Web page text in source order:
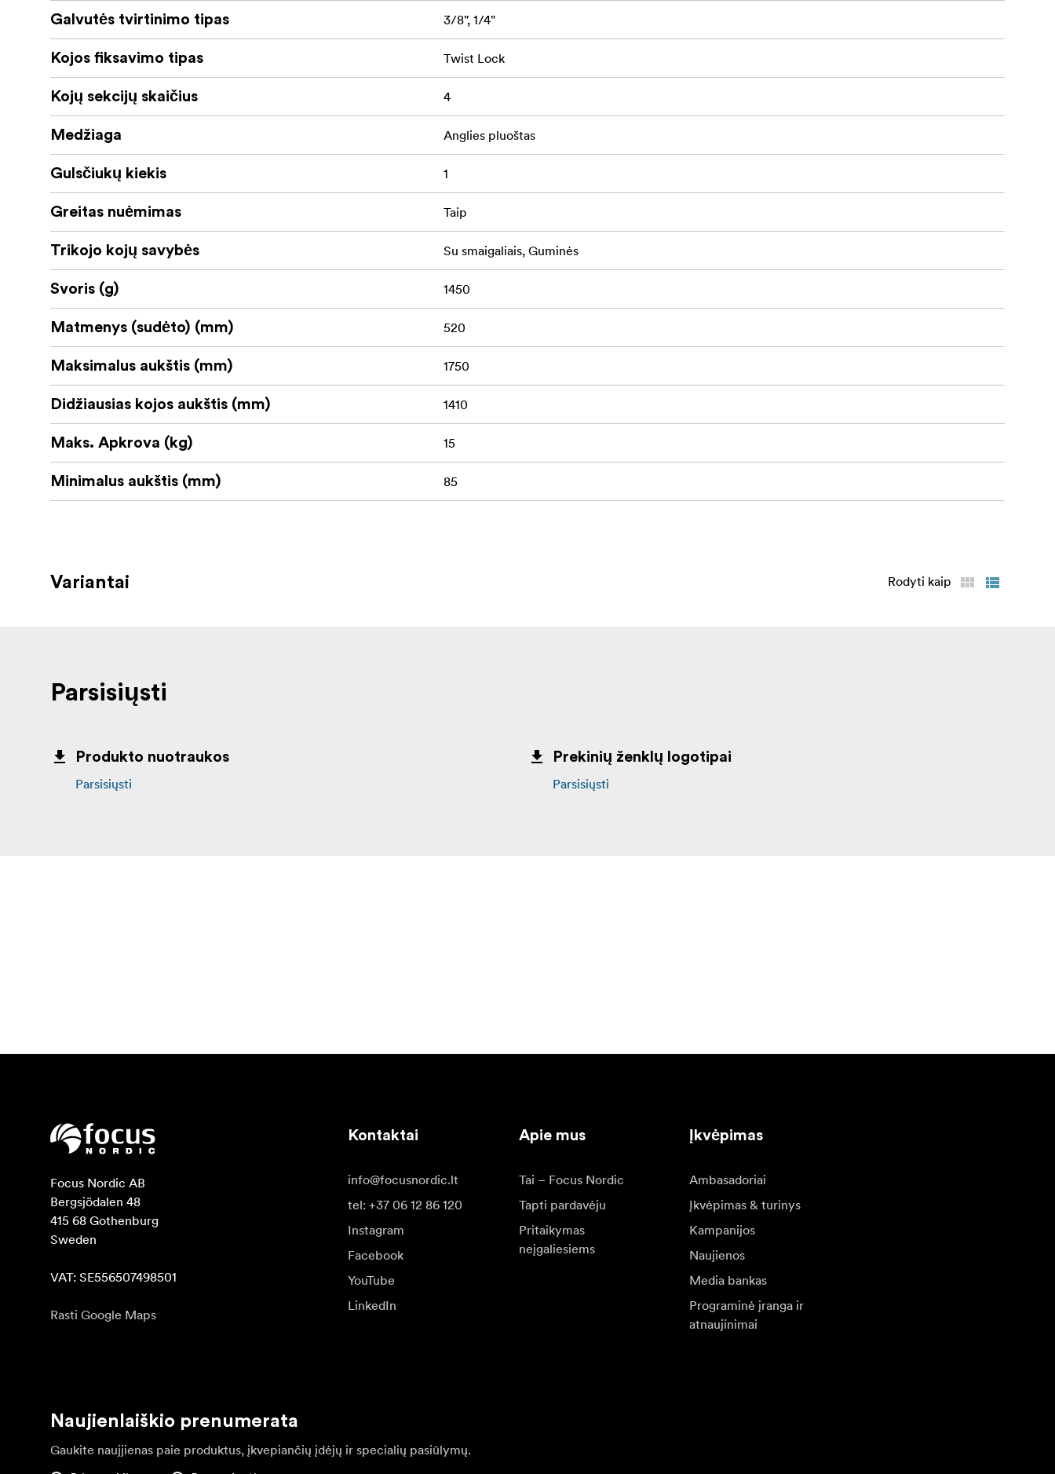
Galvutės tvirtinimo tipas 3/8", 1/4"
Kojos fiksavimo tipas Twist Lock
Kojų sekcijų skaičius 4
Medžiaga Anglies pluoštas
Gulsčiukų kiekis 1
Greitas nuėmimas Taip
Trikojo kojų savybės Su smaigaliais, Guminės
Svoris (g) 1450
Matmenys (sudėto) (mm) 520
Maksimalus aukštis (mm) 1750
Didžiausias kojos aukštis (mm) 1410
Maks. Apkrova (kg) 15
Minimalus aukštis (mm) 85
Variantai Rodyti kaip
Parsisiųsti
Produkto nuotraukos
Parsisiųsti
Prekinių ženklų logotipai
Parsisiųsti
Focus Nordic AB
Bergsjödalen 48
415 68 Gothenburg
Sweden
VAT: SE556507498501
Rasti Google Maps
Kontaktai
info@focusnordic.lt
tel: +37 06 12 86 120
Instagram
Facebook
YouTube
LinkedIn
Apie mus
Tai – Focus Nordic
Tapti pardavėju
Pritaikymas
neįgaliesiems
Įkvėpimas
Ambasadoriai
Įkvėpimas & turinys
Kampanijos
Naujienos
Media bankas
Programinė įranga ir
atnaujinimai
Naujienlaiškio prenumerata
Gaukite naujjienas paie produktus, įkvepiančių įdėjų ir specialių pasiūlymų.